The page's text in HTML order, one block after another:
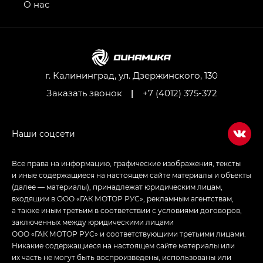
привод — GB AWD, Джи Эль Полный привод —
Джи Ти — GT, Джи Икс — GX,
Джи Икс ПРЕМИУМ — GX PREMIUM, ЛАУНЖ —
LOUNGE
Empow — Эмпау (Empow) в комплектации
г. Калининград, ул. Дзержинского, 130
Заказать звонок
| +7 (4012) 375-372
О нас
Все права на информацию, графические изображения, тексты
и иные содержащиеся на настоящем сайте материалы и объекты
(далее — материалы), принадлежат юридическим лицам,
входящим в ООО «ГАК МОТОР РУС», рекламным агентствам,
а также иным третьим в соответствии с условиями договоров,
заключенных между юридическими лицами
ООО «ГАК МОТОР РУС» и соответствующими третьими лицами.
Никакие содержащиеся на настоящем сайте материалы или
их часть не могут быть воспроизведены, использованы или